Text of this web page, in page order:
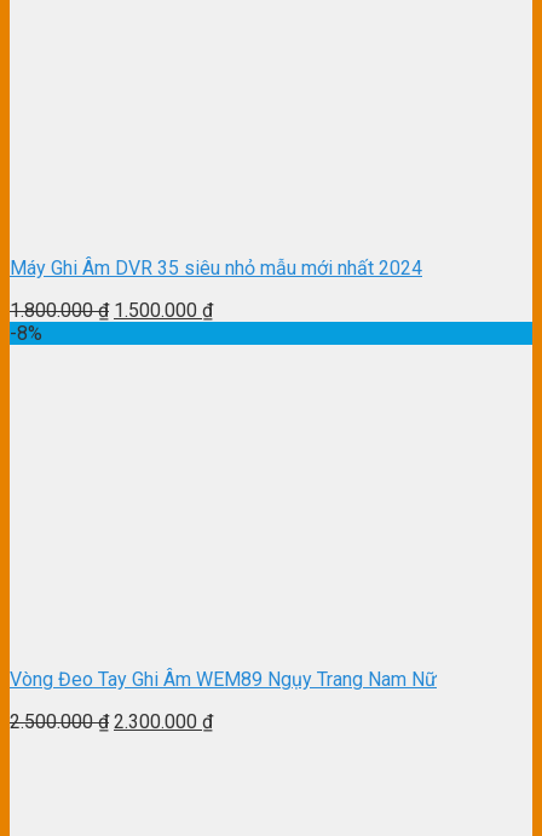
Máy Ghi Âm DVR 35 siêu nhỏ mẫu mới nhất 2024
1.800.000₫ 1.500.000 ₫
-8%
Vòng Đeo Tay Ghi Âm WEM89 Ngụy Trang Nam Nữ
2.500.000₫ 2.300.000 ₫